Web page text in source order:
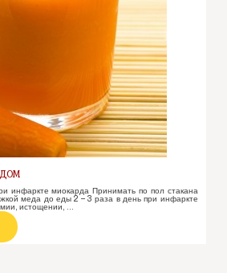
инфаркте миокарда Принимать по пол стакана
меда до еды 2 – 3 раза в день при инфаркте
истощении, …